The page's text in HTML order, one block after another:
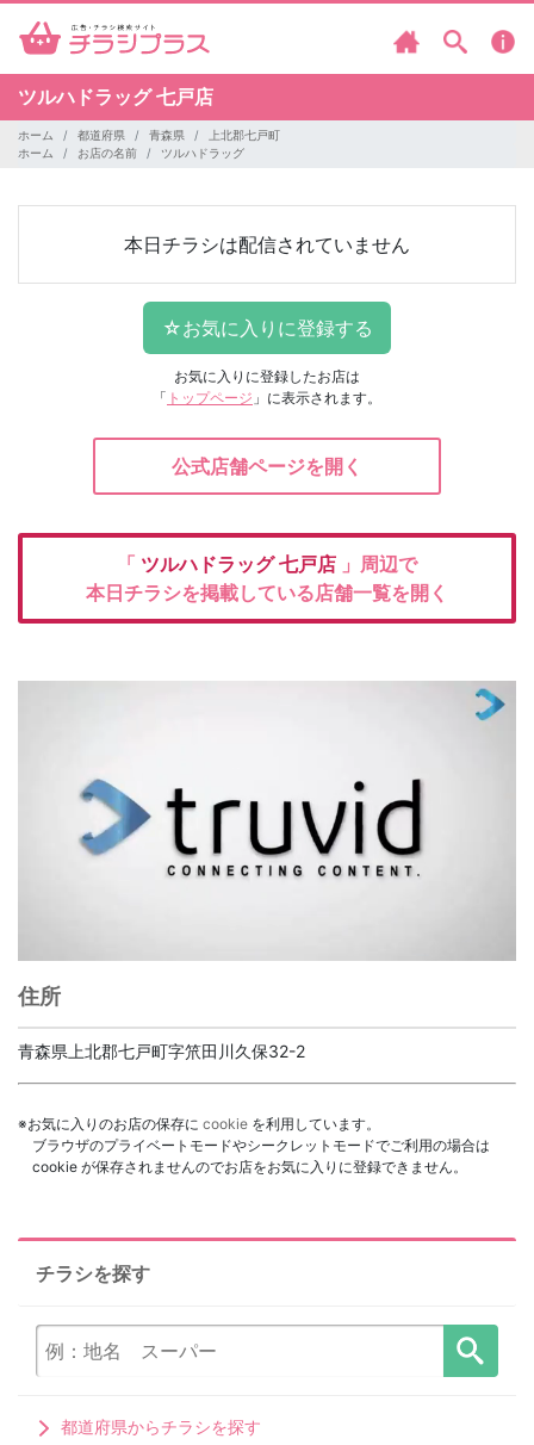
ツルハドラッグ七戸店
ホーム 都道府県 青森県
上北郡七戸町
ホーム
お店の名前 ツルハドラッグ
本日チラシは配信されていません
お気に入りに登録したお店は
「 トップページ 」に表示されます。
公式店舗ページを開く
「 ツルハドラッグ七戸店 」周辺で
本日チラシを掲載している店舗一覧を開く
住所
青森県上北郡七戸町字笊田川久保32-2
※お気に入りのお店の保存に cookie を利用しています。
ブラウザのプライベートモードやシークレットモードでご利用の場合は
cookie が保存されませんのでお店をお気に入りに登録できません。
チラシを探す
都道府県からチラシを探す